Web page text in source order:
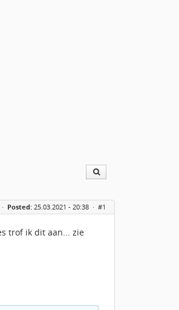
· Posted: 25.03.2021 - 20:38 · #1
trof ik dit aan... zie